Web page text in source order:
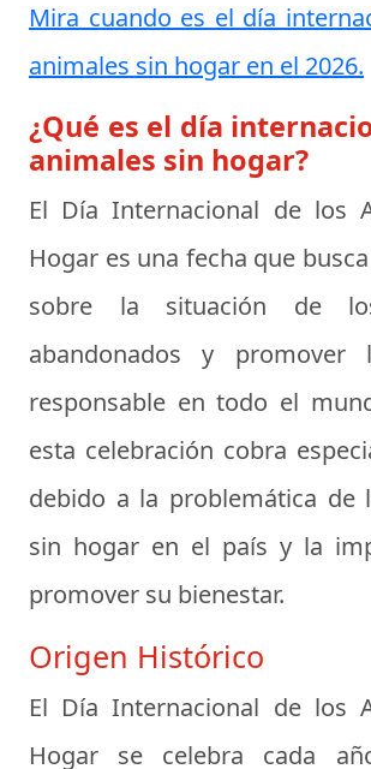
Mira cuando es el día
animales sin hogar en el 2026.
¿Qué es el día
animales sin hogar?
El Día Internacional de los
Hogar es una fecha que
sobre la situación de
abandonados y promover
responsable en todo el
esta celebración cobra
debido a la problemática de
sin hogar en el país y la
promover su bienestar.
Origen Histórico
El Día Internacional de los
Hogar se celebra cada